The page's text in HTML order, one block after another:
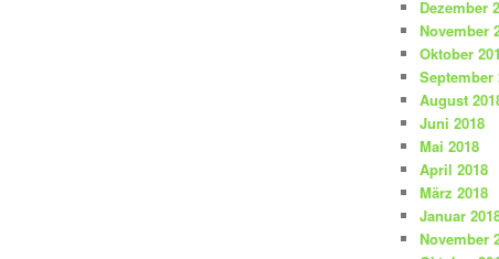
Dezember
November
Oktober
September
August
Juni 2018
Mai 2018
April 2018
März 2018
Januar
November